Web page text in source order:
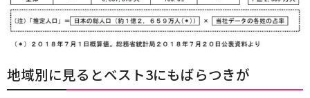
地域別に見るとベスト3にもばらつきが